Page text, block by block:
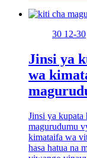
30 12-30
Jinsi ya
wa
Jinsi ya
magurudumu
kimataifa wa
hasa hatua na